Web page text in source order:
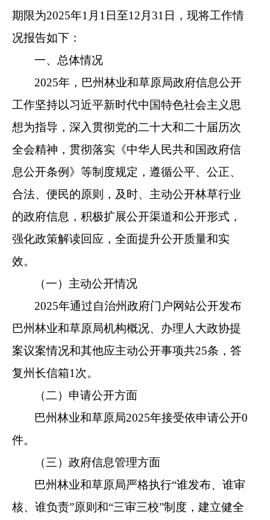
期限为2025年1 月 1 日至12 月 31 日，现将工作情
况报告如下：
一、总体情况
2025年， 巴州林业和草原局政府信息公开
工作坚持以习近平新时代中国特色社会主义思
想为指导，深入贯彻党的二十大和二十届历次
全会精神， 贯彻落实《中华人民共和国政府信
息公开条例》等制度规定，遵循公平、公正、
合法、便民的原则，及时、主动公开林草行业
的政府信息，积极扩展公开渠道和公开形式，
强化政策解读回应，全面提升公开质量和实
效。
（一）主动公开情况
2025年通过自治州政府门户网站公开发布
巴州林业和草原局机构概况、办理人大政协提
案议案情况和其他应主动公开事项共25条，答
复州长信箱1 次。
（二）申请公开方面
巴州林业和草原局2025年接受依申请公开0
件。
（三）政府信息管理方面
巴州林业和草原局严格执行“谁发布、谁审
核、谁负责”原则 和“三审三校”制度，建立健全